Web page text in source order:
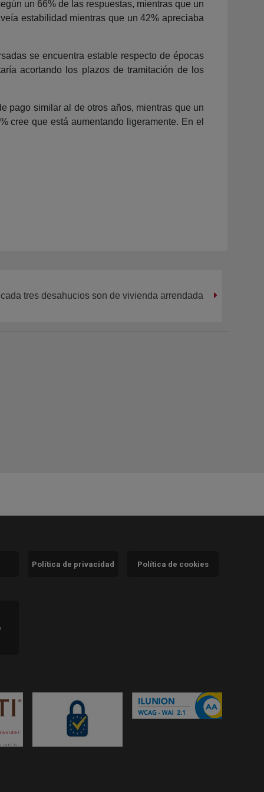
un 66% de las respuestas, mientras que un
estabilidad mientras que un 42% apreciaba
se encuentra estable respecto de épocas
acortando los plazos de tramitación de los
pago similar al de otros años, mientras que un
cree que está aumentando ligeramente. En el
tres desahucios son de vivienda arrendada
Política de privacidad Política de cookies